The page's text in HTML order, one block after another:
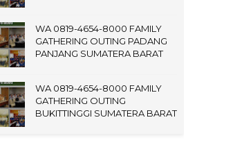
WA 0819-4654-8000 FAMILY
GATHERING OUTING PADANG
PANJANG SUMATERA BARAT
WA 0819-4654-8000 FAMILY
GATHERING OUTING
BUKITTINGGI SUMATERA BARAT